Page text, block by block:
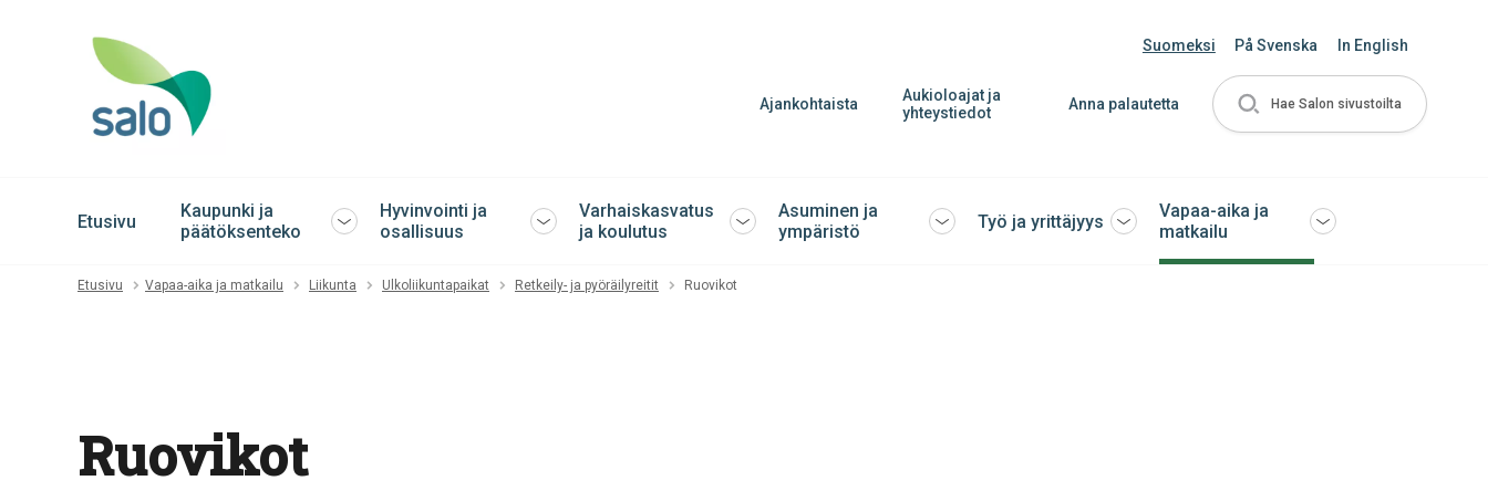
Suomeksi På Svenska In English
Ajankohtaista
Aukioloajat ja
yhteystiedot
Anna palautetta Hae Salon sivustoilta
Etusivu
Kaupunki ja
päätöksenteko
Avaa
sulje
Hyvinvointi ja
osallisuus
Avaa
sulje
Varhaiskasvatus
ja koulutus
Avaa
sulje
Asuminen ja
ympäristö
Avaa
Työ ja yrittäjyys Avaa
Vapaa-aika ja
matkailu
Avaa
Etusivu Vapaa-aika ja matkailu Liikunta Ulkoliikuntapaikat Retkeily- ja pyöräilyreitit Ruovikot
Ruovikot